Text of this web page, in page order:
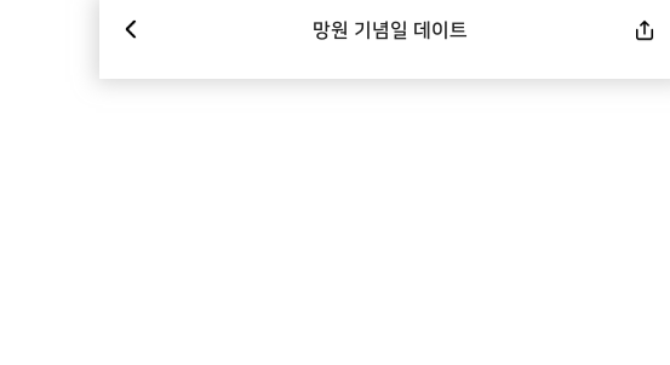
망원 기념일 데이트